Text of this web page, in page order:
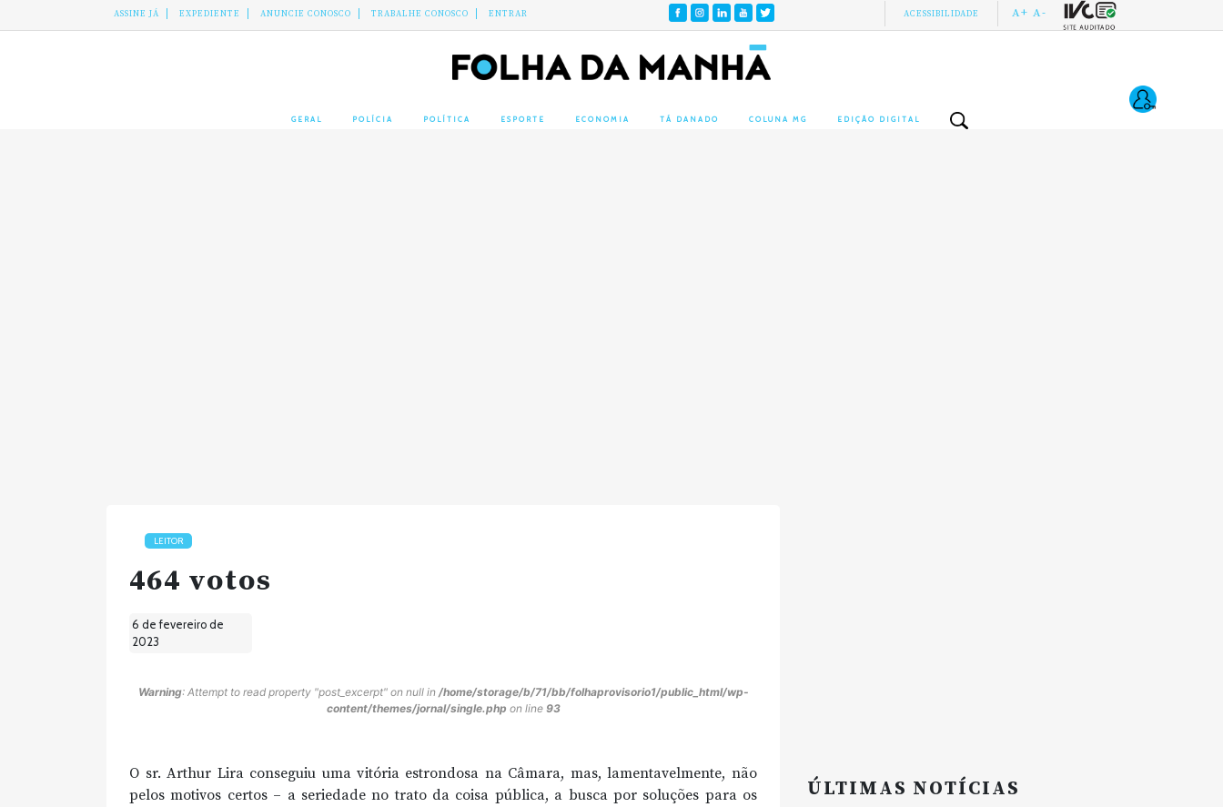
ASSINE JÁ EXPEDIENTE ANUNCIE CONOSCO TRABALHE CONOSCO ENTRAR ACESSIBILIDADE A+ A-
GERAL POLÍCIA POLÍTICA ESPORTE ECONOMIA TÁ DANADO COLUNA MG EDIÇÃO DIGITAL
LEITOR
464 votos
6 de fevereiro de
2023
Warning: Attempt to read property "post_excerpt" on null in /home/storage/b/71/bb/folhaprovisorio1/public_html/wp-
content/themes/jornal/single.php on line 93
O sr. Arthur Lira conseguiu uma vitória estrondosa na Câmara, mas, lamentavelmente, não
pelos motivos certos – a seriedade no trato da coisa pública, a busca por soluções para os
ÚLTIMAS NOTÍCIAS